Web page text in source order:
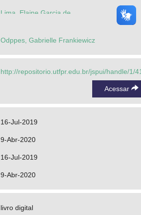
Lima, Elaine Garcia de
Odppes, Gabrielle Frankiewicz
http://repositorio.utfpr.edu.br/jspui/handle/1/
Acessar
16-Jul-2019
9-Abr-2020
16-Jul-2019
9-Abr-2020
livro digital